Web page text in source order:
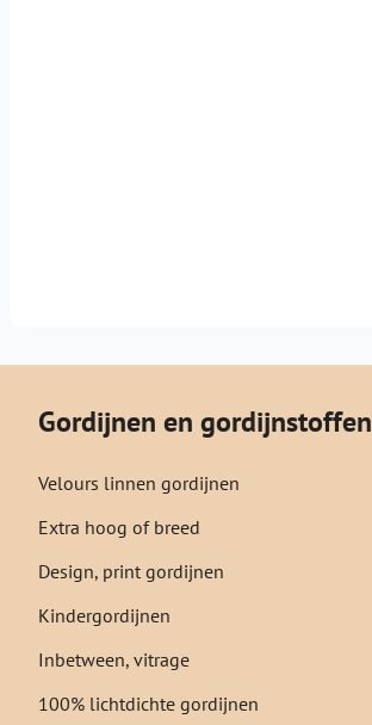
Gordijnen en gordijnstoffen
Velours linnen gordijnen
Extra hoog of breed
Design, print gordijnen
Kindergordijnen
Inbetween, vitrage
100% lichtdichte gordijnen